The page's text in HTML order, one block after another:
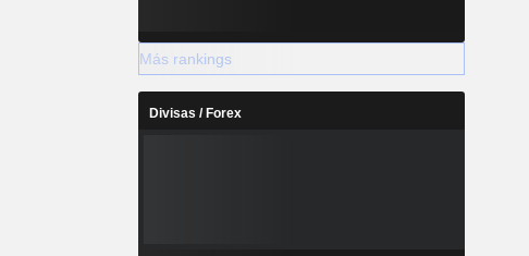
Más rankings
Divisas / Forex